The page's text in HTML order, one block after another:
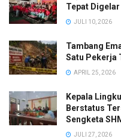
Tepat
JULI 10, 2026
Tambang
Satu Pekerja
APRIL 25, 2026
Kepala
Berstatus
Sengketa
JULI 27, 2026